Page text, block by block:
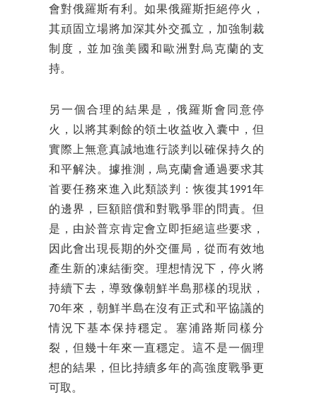
會對俄羅斯有利。如果俄羅斯拒絕停火，
其頑固立場將加深其外交孤立，加強制裁
制度，並加強美國和歐洲對烏克蘭的支
持。
另一個合理的結果是，俄羅斯會同意停
火，以將其剩餘的領土收益收入囊中，但
實際上無意真誠地進行談判以確保持久的
和平解決。據推測，烏克蘭會通過要求其
首要任務來進入此類談判：恢復其1991年
的邊界，巨額賠償和對戰爭罪的問責。但
是，由於普京肯定會立即拒絕這些要求，
因此會出現長期的外交僵局，從而有效地
產生新的凍結衝突。理想情況下，停火將
持續下去，導致像朝鮮半島那樣的現狀，
70年來，朝鮮半島在沒有正式和平協議的
情況下基本保持穩定。塞浦路斯同樣分
裂，但幾十年來一直穩定。這不是一個理
想的結果，但比持續多年的高強度戰爭更
可取。